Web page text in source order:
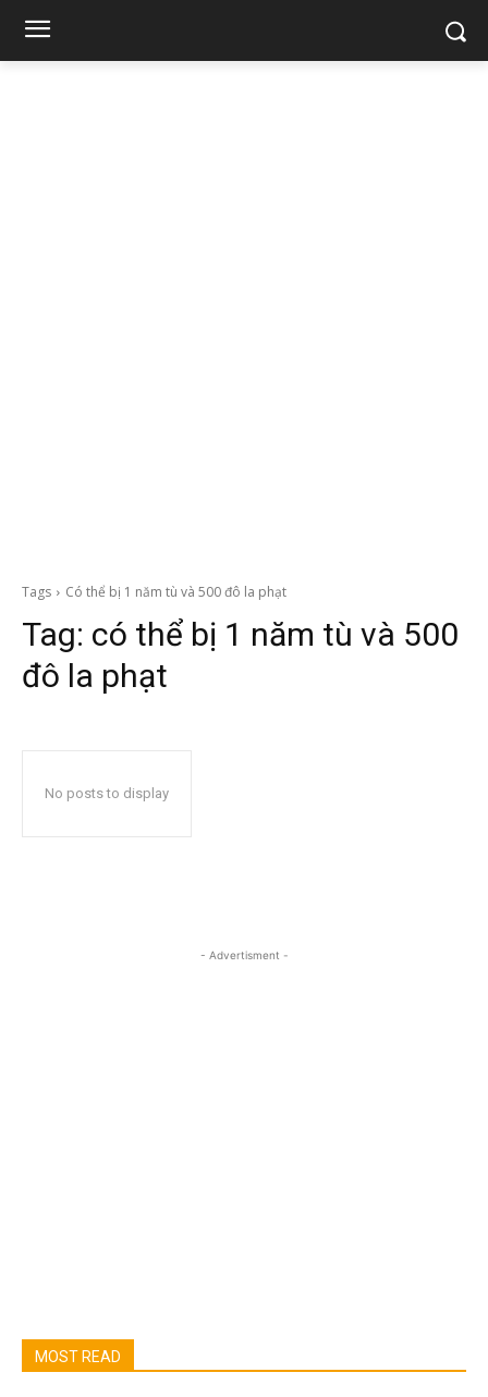
Tags Có thể bị 1 năm tù và 500 đô la phạt
Tag: có thể bị 1 năm tù và 500
đô la phạt
No posts to display
- Advertisment -
MOST READ